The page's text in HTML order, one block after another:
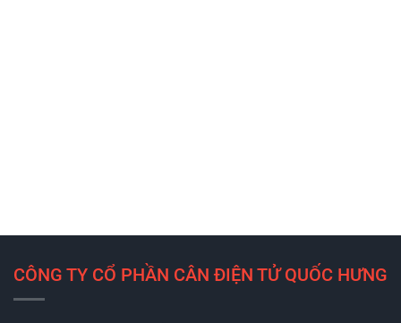
CÔNG TY CỔ PHẦN CÂN ĐIỆN TỬ QUỐC HƯNG